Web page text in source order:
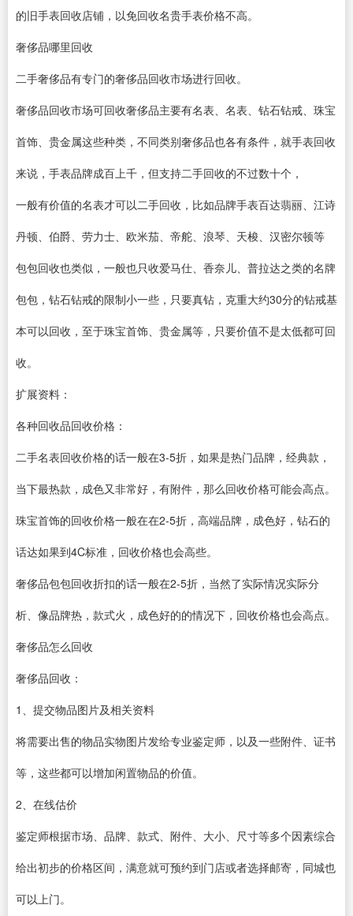
的旧手表回收店铺，以免回收名贵手表价格不高。
奢侈品哪里回收
二手奢侈品有专门的奢侈品回收市场进行回收。
奢侈品回收市场可回收奢侈品主要有名表、名表、钻石钻戒、珠宝
首饰、贵金属这些种类，不同类别奢侈品也各有条件，就手表回收
来说，手表品牌成百上千，但支持二手回收的不过数十个，
一般有价值的名表才可以二手回收，比如品牌手表百达翡丽、江诗
丹顿、伯爵、劳力士、欧米茄、帝舵、浪琴、天梭、汉密尔顿等
包包回收也类似，一般也只收爱马仕、香奈儿、普拉达之类的名牌
包包，钻石钻戒的限制小一些，只要真钻，克重大约30分的钻戒基
本可以回收，至于珠宝首饰、贵金属等，只要价值不是太低都可回
收。
扩展资料：
各种回收品回收价格：
二手名表回收价格的话一般在3-5折，如果是热门品牌，经典款，
当下最热款，成色又非常好，有附件，那么回收价格可能会高点。
珠宝首饰的回收价格一般在在2-5折，高端品牌，成色好，钻石的
话达如果到4C标准，回收价格也会高些。
奢侈品包包回收折扣的话一般在2-5折，当然了实际情况实际分
析、像品牌热，款式火，成色好的的情况下，回收价格也会高点。
奢侈品怎么回收
奢侈品回收：
1、提交物品图片及相关资料
将需要出售的物品实物图片发给专业鉴定师，以及一些附件、证书
等，这些都可以增加闲置物品的价值。
2、在线估价
鉴定师根据市场、品牌、款式、附件、大小、尺寸等多个因素综合
给出初步的价格区间，满意就可预约到门店或者选择邮寄，同城也
可以上门。